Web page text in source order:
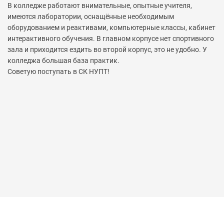
В колледже работают внимательные, опытные учителя,
имеются лаборатории, оснащённые необходимым
оборудованием и реактивами, компьютерные классы, кабинет
интерактивного обучения. В главном корпусе нет спортивного
зала и приходится ездить во второй корпус, это не удобно. У
колледжа большая база практик.
Советую поступать в СК НУПТ!